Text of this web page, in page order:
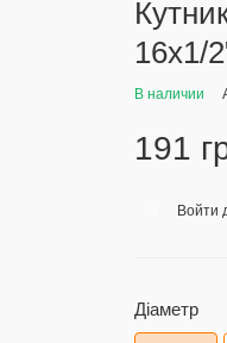
16x1/
В наличии
191
Войти
Діаметр